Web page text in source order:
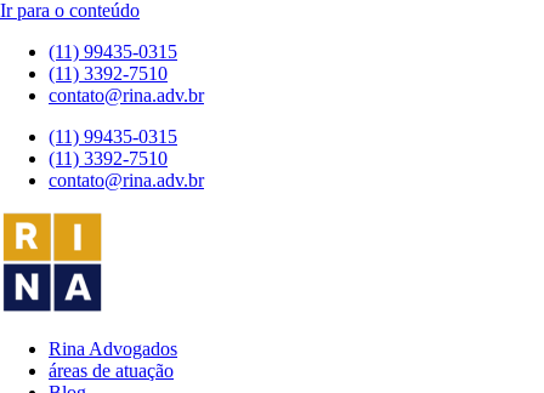
Ir para o conteúdo
(11) 99435-0315
(11) 3392-7510
contato@rina.adv.br
(11) 99435-0315
(11) 3392-7510
contato@rina.adv.br
Rina Advogados
áreas de atuação